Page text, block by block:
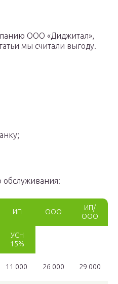
ООО «Диджитал»,
мы считали выгоду.
обслуживания:
ИП ООО
ИП/
ООО
УСН
15%
11 000 26 000 29 000